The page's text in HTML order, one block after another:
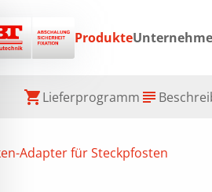
Produkte
shopping_cartLieferprogramm subject
Adapter für Steckpfosten